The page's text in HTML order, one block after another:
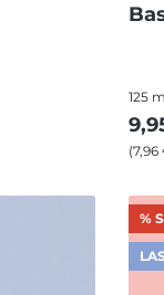
125
%